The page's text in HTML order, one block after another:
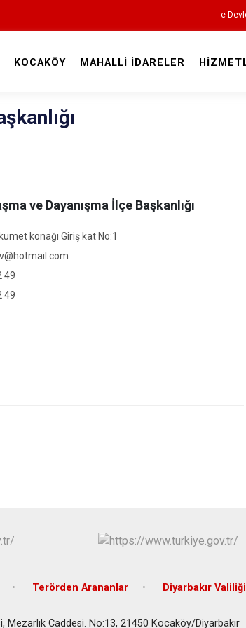
e-
Bismil
KOCAKÖY MAHALLİ İDARELER
ve Dayanışma İlçe Başkanlığı
konağı Giriş kat No:1
49
49
Terörden Arananlar Diyarbakır Valiliği
Mezarlık Caddesi. No:13, 21450 Kocaköy/Diyarbakır